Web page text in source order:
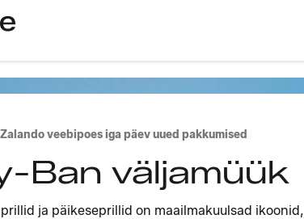
veebipoes iga päev uued pakkumised
Ban väljamüük
ja päikeseprillid on maailmakuulsad ikoonid,